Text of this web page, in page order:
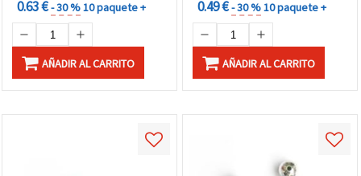
0.63 €- 30 %10 paquete +
AÑADIR AL CARRITO
0.49 €- 30 %10 paquete +
AÑADIR AL CARRITO